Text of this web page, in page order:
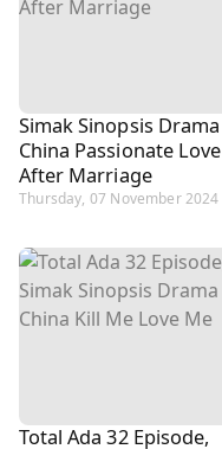
Simak Sinopsis Drama
China Passionate Love
After Marriage
Thursday, 07 November 2024
Total Ada 32 Episode,